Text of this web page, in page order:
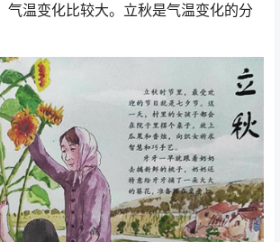
气温变化比较大。立秋是气温变化的分